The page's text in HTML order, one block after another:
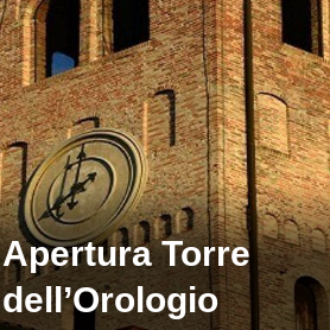
Apertura Torre
dell’Orologio